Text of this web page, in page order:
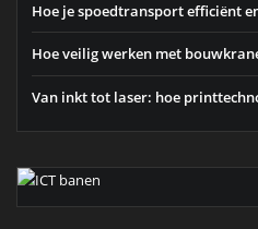
Hoe je spoedtransport efficiënt
Hoe veilig werken met
Van inkt tot laser: hoe